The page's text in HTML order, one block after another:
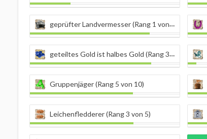
geprüfter Landvermesser (Rang 1 von 5)
geteiltes Gold ist halbes Gold (Rang 3 von 9)
Gruppenjäger (Rang 5 von 10)
Leichenfledderer (Rang 3 von 5)